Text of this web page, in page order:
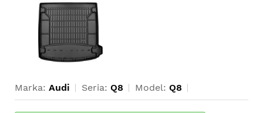
Marka: Audi Seria: Q8 Model: Q8